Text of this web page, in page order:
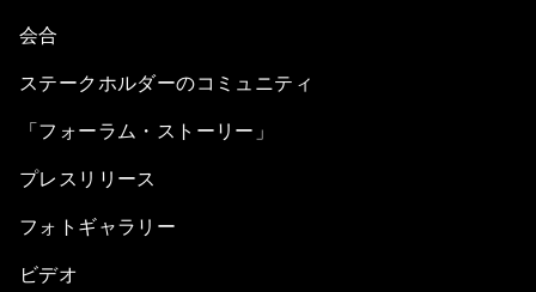
会合
ステークホルダーのコミュニティ
「フォーラム・ストーリー」
プレスリリース
フォトギャラリー
ビデオ